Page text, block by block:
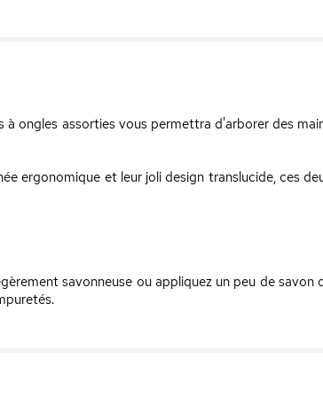
ongles assorties vous permettra d'arborer des
ergonomique et leur joli design translucide, ces
savonneuse ou appliquez un peu de